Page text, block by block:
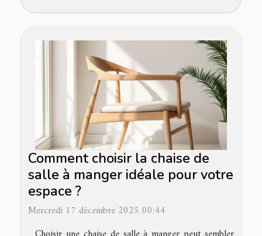
Comment choisir la chaise de
salle à manger idéale pour votre
espace ?
Mercredi 17 décembre 2025 00:44